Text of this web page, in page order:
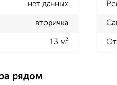
нет данных
вторичка
13 м²
рядом